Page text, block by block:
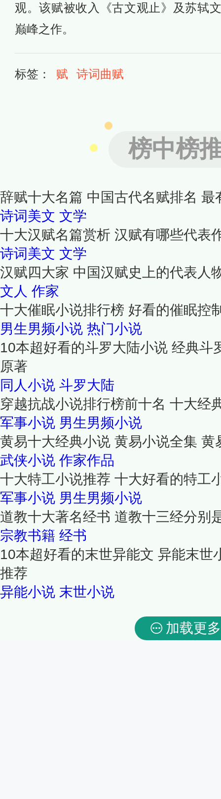
观。该赋被收入《古文观止》及苏轼
巅峰之作。
标签： 赋 诗词曲赋
榜中榜
辞赋十大名篇 中国古代名赋排名 最
诗词美文 文学
十大汉赋名篇赏析 汉赋有哪些代表
诗词美文 文学
汉赋四大家 中国汉赋史上的代表人
文人 作家
十大催眠小说排行榜 好看的催眠控
男生男频小说 热门小说
10本超好看的斗罗大陆小说 经典斗
原著
同人小说 斗罗大陆
穿越抗战小说排行榜前十名 十大经
军事小说 男生男频小说
黄易十大经典小说 黄易小说全集
武侠小说 作家作品
十大特工小说推荐 十大好看的特工
军事小说 男生男频小说
道教十大著名经书 道教十三经分别
宗教书籍 经书
10本超好看的末世异能文 异能末世
推荐
异能小说 末世小说
加载更多